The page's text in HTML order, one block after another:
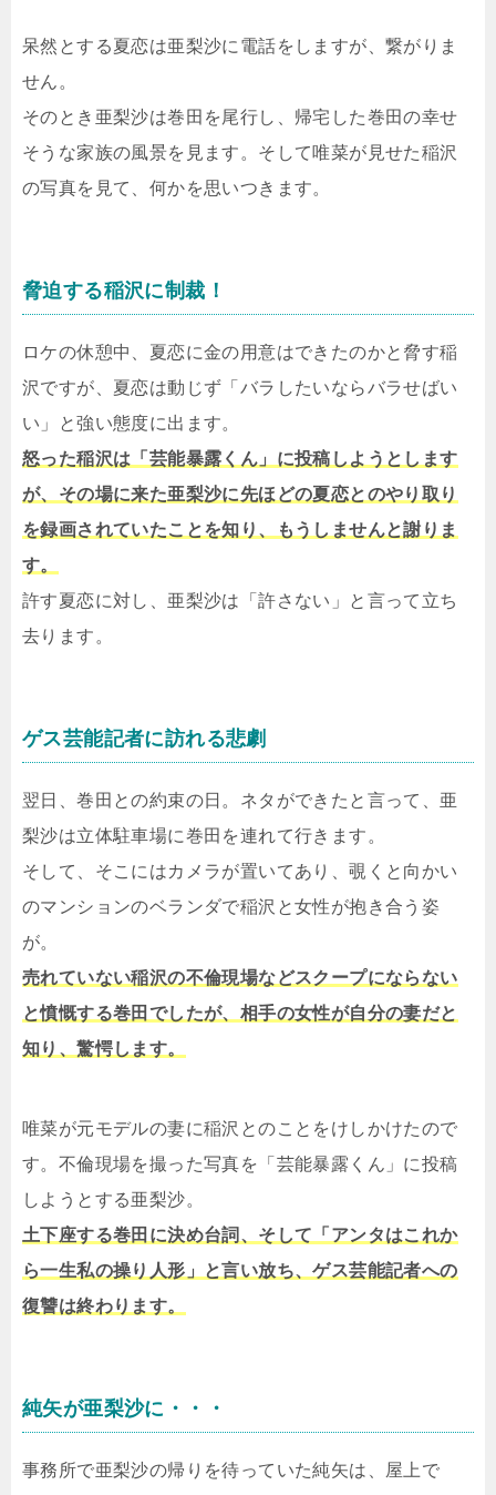
呆然とする夏恋は亜梨沙に電話をしますが、繋がりま
せん。
そのとき亜梨沙は巻田を尾行し、帰宅した巻田の幸せ
そうな家族の風景を見ます。そして唯菜が見せた稲沢
の写真を見て、何かを思いつきます。
脅迫する稲沢に制裁！
ロケの休憩中、夏恋に金の用意はできたのかと脅す稲
沢ですが、夏恋は動じず「バラしたいならバラせばい
い」と強い態度に出ます。
怒った稲沢は「芸能暴露くん」に投稿しようとします
が、その場に来た亜梨沙に先ほどの夏恋とのやり取り
を録画されていたことを知り、もうしませんと謝りま
す。
許す夏恋に対し、亜梨沙は「許さない」と言って立ち
去ります。
ゲス芸能記者に訪れる悲劇
翌日、巻田との約束の日。ネタができたと言って、亜
梨沙は立体駐車場に巻田を連れて行きます。
そして、そこにはカメラが置いてあり、覗くと向かい
のマンションのベランダで稲沢と女性が抱き合う姿
が。
売れていない稲沢の不倫現場などスクープにならない
と憤慨する巻田でしたが、相手の女性が自分の妻だと
知り、驚愕します。
唯菜が元モデルの妻に稲沢とのことをけしかけたので
す。不倫現場を撮った写真を「芸能暴露くん」に投稿
しようとする亜梨沙。
土下座する巻田に決め台詞、そして「アンタはこれか
ら一生私の操り人形」と言い放ち、ゲス芸能記者への
復讐は終わります。
純矢が亜梨沙に・・・
事務所で亜梨沙の帰りを待っていた純矢は、屋上で